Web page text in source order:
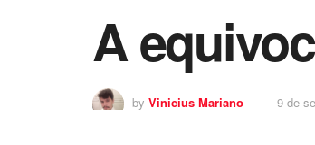
A
by Vinicius Mariano 9 de